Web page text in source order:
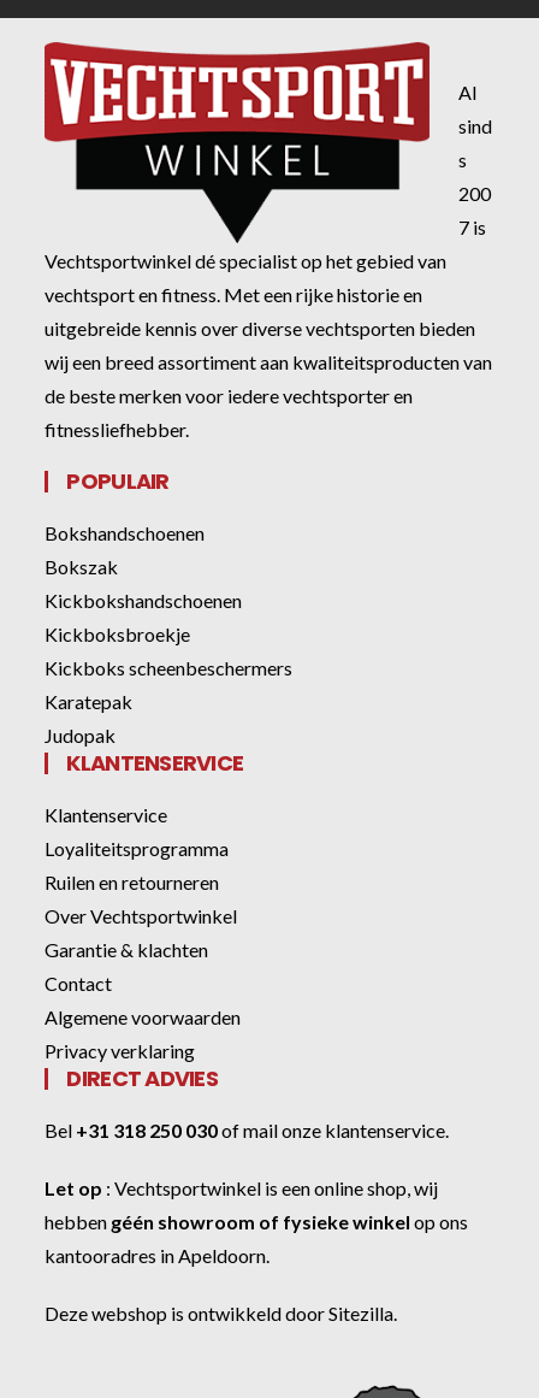
Al
sind
s
200
7 is
Vechtsportwinkel dé specialist op het gebied van
vechtsport en fitness. Met een rijke historie en
uitgebreide kennis over diverse vechtsporten bieden
wij een breed assortiment aan kwaliteitsproducten van
de beste merken voor iedere vechtsporter en
fitnessliefhebber.
POPULAIR
Bokshandschoenen
Bokszak
Kickbokshandschoenen
Kickboksbroekje
Kickboks scheenbeschermers
Karatepak
Judopak
KLANTENSERVICE
Klantenservice
Loyaliteitsprogramma
Ruilen en retourneren
Over Vechtsportwinkel
Garantie & klachten
Contact
Algemene voorwaarden
Privacy verklaring
DIRECT ADVIES
Bel +31 318 250 030ofmail onze klantenservice.
Let op :Vechtsportwinkel is een online shop, wij
hebben géén showroom of fysieke winkel op ons
kantooradres in Apeldoorn.
Deze webshop is ontwikkeld doorSitezilla.